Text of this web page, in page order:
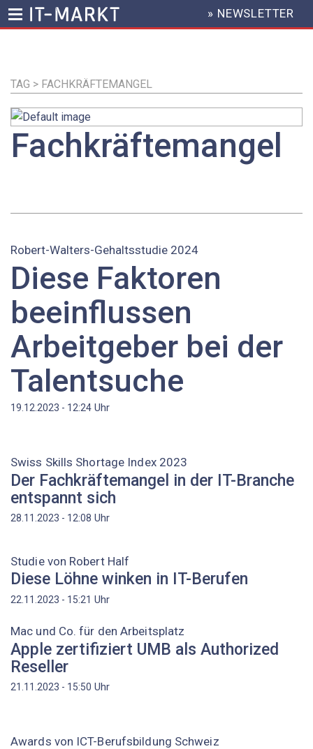
Inhalt
HEADER
MENU
» NEWSLETTER
TAG > FACHKRÄFTEMANGEL
Fachkräftemangel
Robert-Walters-Gehaltsstudie 2024
Diese Faktoren
beeinflussen
Arbeitgeber bei der
Talentsuche
19.12.2023 - 12:24 Uhr
Swiss Skills Shortage Index 2023
Der Fachkräftemangel in der IT-Branche
entspannt sich
28.11.2023 - 12:08 Uhr
Studie von Robert Half
Diese Löhne winken in IT-Berufen
22.11.2023 - 15:21 Uhr
Mac und Co. für den Arbeitsplatz
Apple zertifiziert UMB als Authorized
Reseller
21.11.2023 - 15:50 Uhr
Awards von ICT-Berufsbildung Schweiz